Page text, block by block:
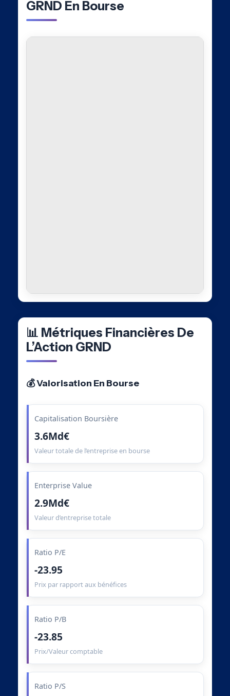
GRND En Bourse
📊 Métriques Financières De
L’Action GRND
💰 Valorisation En Bourse
Capitalisation Boursière
3.6Md€
Valeur totale de l’entreprise en bourse
Enterprise Value
2.9Md€
Valeur d’entreprise totale
Ratio P/E
-23.95
Prix par rapport aux bénéfices
Ratio P/B
-23.85
Prix/Valeur comptable
Ratio P/S